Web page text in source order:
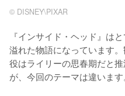
© DISNEY\PIXAR
『インサイド・ヘッド』は
溢れた物語になっています
役はライリーの思春期だと
が、今回のテーマは違います。